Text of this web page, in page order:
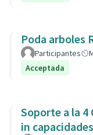
Poda arboles
Participantes
Acceptada
Soporte a la 4 Generación (gente mayor con
in